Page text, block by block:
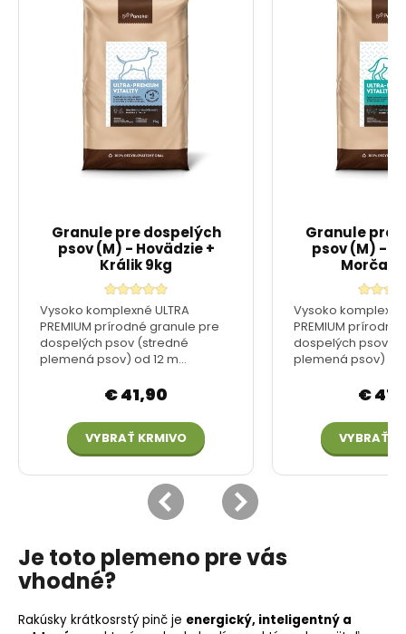
Je toto plemeno pre vás
vhodné?
Rakúsky krátkosrstý pinč je energický, inteligentný a